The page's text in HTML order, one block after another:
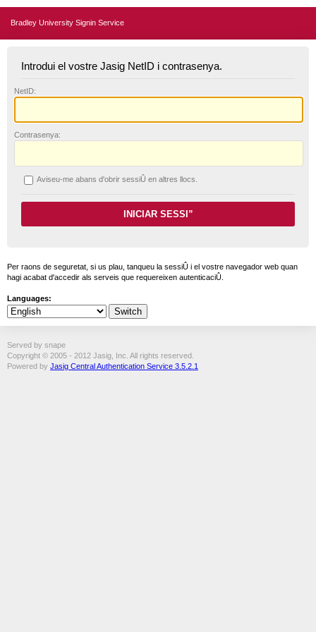
Bradley University Signin Service
Introdui el vostre Jasig NetID i contrasenya.
NetID:
Contrasenya:
Aviseu-me abans d'obrir sessiÛ en altres llocs.
Per raons de seguretat, si us plau, tanqueu la sessiÛ i el vostre navegador web quan
hagi acabat d'accedir als serveis que requereixen autenticaciÛ.
Languages:
Served by snape
Copyright © 2005 - 2012 Jasig, Inc. All rights reserved.
Powered by Jasig Central Authentication Service 3.5.2.1